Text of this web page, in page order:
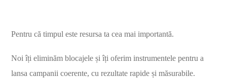
Pentru că timpul este resursa ta cea mai importantă.
Noi îți eliminăm blocajele și îți oferim instrumentele pentru a
lansa campanii coerente, cu rezultate rapide și măsurabile.